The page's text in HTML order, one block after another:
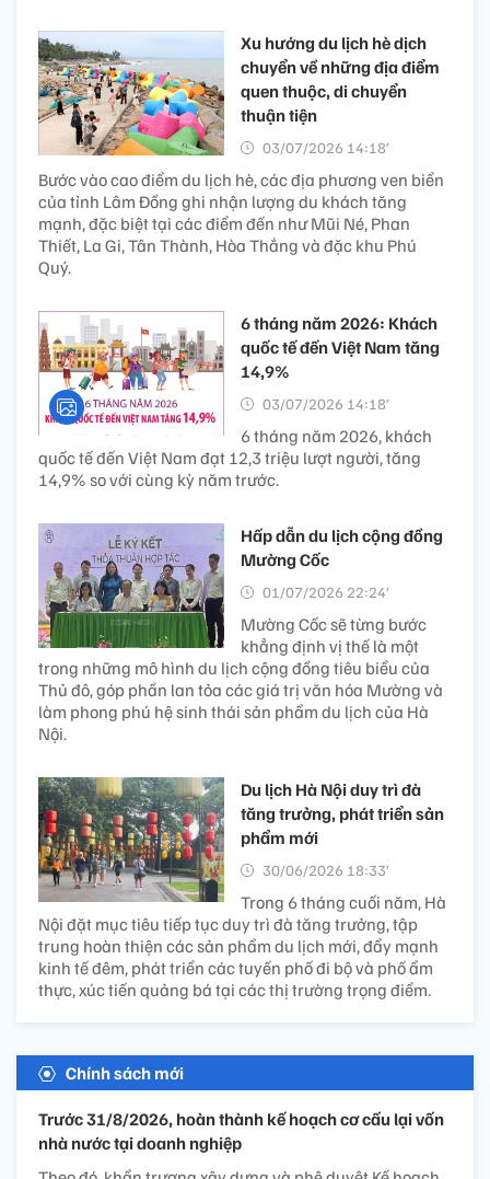
Xu hướng du lịch hè dịch
chuyển về những địa điểm
quen thuộc, di chuyển
thuận tiện
03/07/2026 14:18’
Bước vào cao điểm du lịch hè, các địa phương ven biển
của tỉnh Lâm Đồng ghi nhận lượng du khách tăng
mạnh, đặc biệt tại các điểm đến như Mũi Né, Phan
Thiết, La Gi, Tân Thành, Hòa Thắng và đặc khu Phú
Quý.
6 tháng năm 2026: Khách
quốc tế đến Việt Nam tăng
14,9%
03/07/2026 14:18’
6 tháng năm 2026, khách
quốc tế đến Việt Nam đạt 12,3 triệu lượt người, tăng
14,9% so với cùng kỳ năm trước.
Hấp dẫn du lịch cộng đồng
Mường Cốc
01/07/2026 22:24’
Mường Cốc sẽ từng bước
khẳng định vị thế là một
trong những mô hình du lịch cộng đồng tiêu biểu của
Thủ đô, góp phần lan tỏa các giá trị văn hóa Mường và
làm phong phú hệ sinh thái sản phẩm du lịch của Hà
Nội.
Du lịch Hà Nội duy trì đà
tăng trưởng, phát triển sản
phẩm mới
30/06/2026 18:33’
Trong 6 tháng cuối năm, Hà
Nội đặt mục tiêu tiếp tục duy trì đà tăng trưởng, tập
trung hoàn thiện các sản phẩm du lịch mới, đẩy mạnh
kinh tế đêm, phát triển các tuyến phố đi bộ và phố ẩm
thực, xúc tiến quảng bá tại các thị trường trọng điểm.
Chính sách mới
Trước 31/8/2026, hoàn thành kế hoạch cơ cấu lại vốn
nhà nước tại doanh nghiệp